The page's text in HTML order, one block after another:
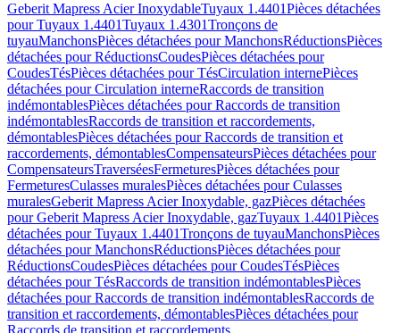
Geberit Mapress Acier InoxydableTuyaux 1.4401Pièces détachées
pour Tuyaux 1.4401Tuyaux 1.4301Tronçons de
tuyauManchonsPièces détachées pour ManchonsRéductionsPièces
détachées pour RéductionsCoudesPièces détachées pour
CoudesTésPièces détachées pour TésCirculation internePièces
détachées pour Circulation interneRaccords de transition
indémontablesPièces détachées pour Raccords de transition
indémontablesRaccords de transition et raccordements,
démontablesPièces détachées pour Raccords de transition et
raccordements, démontablesCompensateursPièces détachées pour
CompensateursTraverséesFermeturesPièces détachées pour
FermeturesCulasses muralesPièces détachées pour Culasses
muralesGeberit Mapress Acier Inoxydable, gazPièces détachées
pour Geberit Mapress Acier Inoxydable, gazTuyaux 1.4401Pièces
détachées pour Tuyaux 1.4401Tronçons de tuyauManchonsPièces
détachées pour ManchonsRéductionsPièces détachées pour
RéductionsCoudesPièces détachées pour CoudesTésPièces
détachées pour TésRaccords de transition indémontablesPièces
détachées pour Raccords de transition indémontablesRaccords de
transition et raccordements, démontablesPièces détachées pour
Raccords de transition et raccordements,